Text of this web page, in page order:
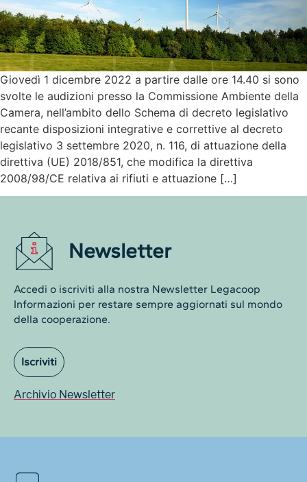
Giovedì 1 dicembre 2022 a partire dalle ore 14.40 si sono
svolte le audizioni presso la Commissione Ambiente della
Camera, nell’ambito dello Schema di decreto legislativo
recante disposizioni integrative e correttive al decreto
legislativo 3 settembre 2020, n. 116, di attuazione della
direttiva (UE) 2018/851, che modifica la direttiva
2008/98/CE relativa ai rifiuti e attuazione […]
Newsletter
Accedi o iscriviti alla nostra Newsletter Legacoop
Informazioni per restare sempre aggiornati sul mondo
della cooperazione.
Iscriviti
Archivio Newsletter